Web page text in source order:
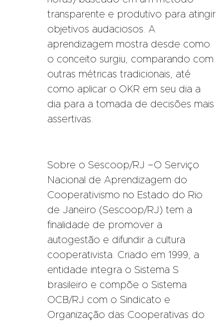
transparente e produtivo para atingir
objetivos audaciosos. A
aprendizagem mostra desde como
o conceito surgiu, comparando com
outras métricas tradicionais, até
como aplicar o OKR em seu dia a
dia para a tomada de decisões mais
assertivas.
Sobre o Sescoop/RJ −O Serviço
Nacional de Aprendizagem do
Cooperativismo no Estado do Rio
de Janeiro (Sescoop/RJ) tem a
finalidade de promover a
autogestão e difundir a cultura
cooperativista. Criado em 1999, a
entidade integra o Sistema S
brasileiro e compõe o Sistema
OCB/RJ com o Sindicato e
Organização das Cooperativas do